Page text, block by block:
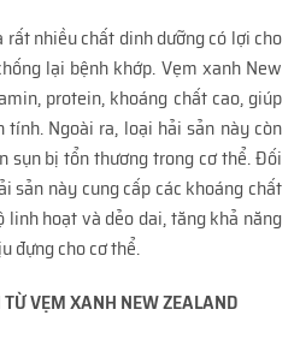
rất nhiều chất dinh dưỡng có lợi cho
lại bệnh khớp. Vẹm xanh New
protein, khoáng chất cao, giúp
Ngoài ra, loại hải sản này còn
sụn bị tổn thương trong cơ thể. Đối
sản này cung cấp các khoáng chất
linh hoạt và dẻo dai, tăng khả năng
đựng cho cơ thể.
VẸM XANH NEW ZEALAND